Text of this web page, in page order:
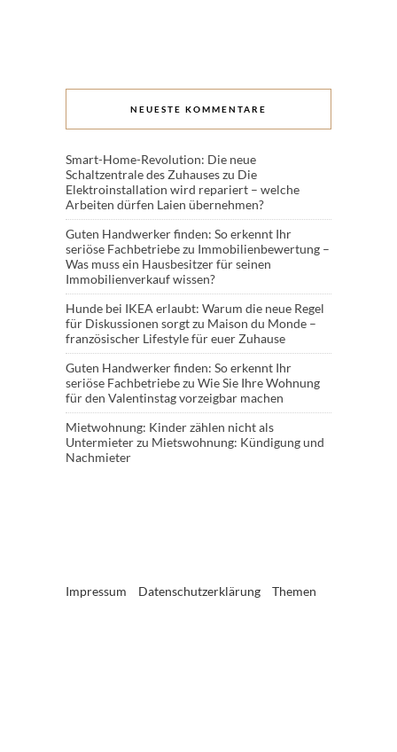
NEUESTE KOMMENTARE
Smart-Home-Revolution: Die neue
Schaltzentrale des Zuhauseszu Die
Elektroinstallation wird repariert – welche
Arbeiten dürfen Laien übernehmen?
Guten Handwerker finden: So erkennt Ihr
seriöse Fachbetriebezu Immobilienbewertung –
Was muss ein Hausbesitzer für seinen
Immobilienverkauf wissen?
Hunde bei IKEA erlaubt: Warum die neue Regel
für Diskussionen sorgtzu Maison du Monde –
französischer Lifestyle für euer Zuhause
Guten Handwerker finden: So erkennt Ihr
seriöse Fachbetriebezu Wie Sie Ihre Wohnung
für den Valentinstag vorzeigbar machen
Mietwohnung: Kinder zählen nicht als
Untermieterzu Mietswohnung: Kündigung und
Nachmieter
Impressum Datenschutzerklärung Themen